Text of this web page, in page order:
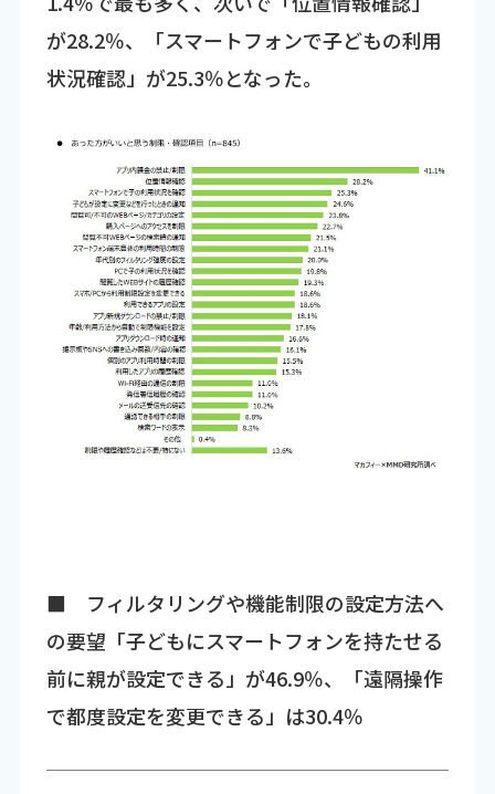
が28.2％、「スマートフォンで子どもの利用
状況確認」が25.3％となった。
■ フィルタリングや機能制限の設定方法へ
の要望「子どもにスマートフォンを持たせる
前に親が設定できる」が46.9％、「遠隔操作
で都度設定を変更できる」は30.4％